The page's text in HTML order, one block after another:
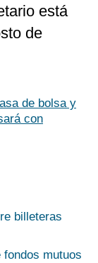
está
de
de bolsa y
con
billeteras
fondos mutuos